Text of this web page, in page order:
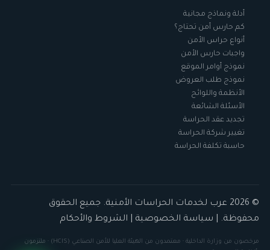
أدلة ونماذج مجانية
كم حارس أمن تحتاج؟
أنواع حراس الأمن
واجبات حارس الأمن
نموذج أوامر الموقع
نموذج طلب العروض
الأنظمة واللوائح
الأسئلة الشائعة
تجديد عقد الحراسة
تغيير شركة الحراسة
حاسبة تكلفة الحراسة
© 2026 عرب لخدمات الحراسات الأمنية. جميع الحقوق
محفوظة. | سياسة الخصوصية الشروط والأحكام
مرخصون من وزارة الداخلية · معتمدون من الهيئة العليا للأمن الصناعي (HCIS) · ملتزمون